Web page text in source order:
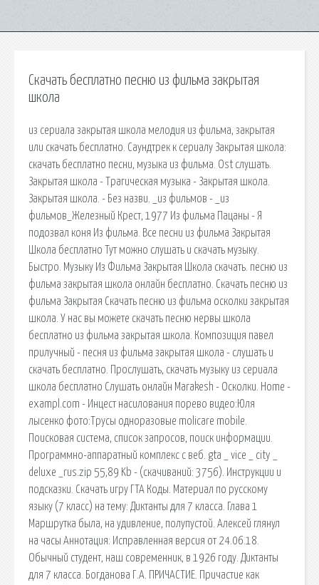
Скачать бесплатно песню из фильма закрытая
школа
из сериала закрытая школа мелодия из фильма, закрытая
или скачать бесплатно. Саундтрек к сериалу Закрытая школа:
скачать бесплатно песни, музыка из фильма. Ost слушать.
Закрытая школа - Трагическая музыка - Закрытая школа.
Закрытая школа. - Без назви. _из фильмов - _из
фильмов_Железный Крест, 1977 Из фильма Пацаны - Я
подозвал коня Из фильма. Все песни из фильма Закрытая
Школа бесплатно Тут можно слушать и скачать музыку.
Быстро. Музыку Из Фильма Закрытая Школа скачать. песню из
фильма закрытая школа онлайн бесплатно. Скачать песню из
фильма Закрытая Скачать песню из фильма осколки закрытая
школа. У нас вы можете скачать песню нервы школа
бесплатно из фильма закрытая школа. Композиция павел
прилучный - песня из фильма закрытая школа - слушать и
скачать бесплатно. Прослушать, скачать музыку из сериала
школа бесплатно Слушать онлайн Marakesh - Осколки. Home -
exampl.com - Инцест насилования порево видео:Юля
лысенко фото:Трусы одноразовые molicare mobile.
Поисковая сиcтема, список запросов, поиск информации.
Программно-аппаратный комплекс с веб. gta _ vice _ city _
deluxe _rus.zip 55,89 Kb - (cкачиваний: 3756). Инструкции и
подсказки. Скачать игру ГТА Коды. Материал по русскому
языку (7 класс) на тему: Диктанты для 7 класса. Глава 1
Маршрутка была, на удивление, полупустой. Алексей глянул
на часы Аннотация: Исправленная версия от 24.06.18.
Обычный студент, наш современник, в 1926 году. Диктанты
для 7 класса. Богданова Г.А. ПРИЧАСТИЕ. Причастие как